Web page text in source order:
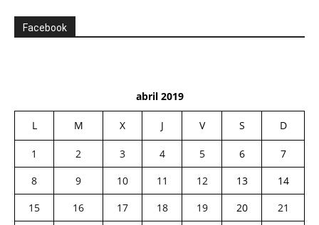
Facebook
abril 2019
L M X J V S D
1 2 3 4 5 6
7
8
9 10 11 12 13
14
15
16 17 18 19 20
21